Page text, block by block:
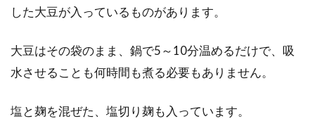
した大豆が入っているものがあります。
大豆はその袋のまま、鍋で5～10分温めるだけで、吸
水させることも何時間も煮る必要もありません。
塩と麹を混ぜた、塩切り麹も入っています。